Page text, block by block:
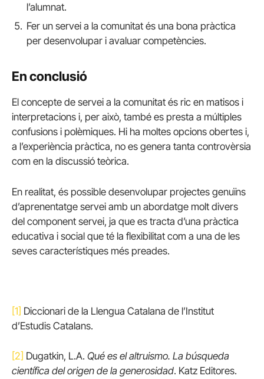
l’alumnat.
Fer un servei a la comunitat és una bona pràctica
per desenvolupar i avaluar competències.
En conclusió
El concepte de servei a la comunitat és ric en matisos i
interpretacions i, per això, també es presta a múltiples
confusions i polèmiques. Hi ha moltes opcions obertes i,
a l’experiència pràctica, no es genera tanta controvèrsia
com en la discussió teòrica.
En realitat, és possible desenvolupar projectes genuïns
d’aprenentatge servei amb un abordatge molt divers
del component servei, ja que es tracta d’una pràctica
educativa i social que té la flexibilitat com a una de les
seves característiques més preades.
[1] Diccionari de la Llengua Catalana de l’Institut
d’Estudis Catalans.
[2] Dugatkin, L.A. Qué es el altruismo. La búsqueda
científica del origen de la generosidad. Katz Editores.